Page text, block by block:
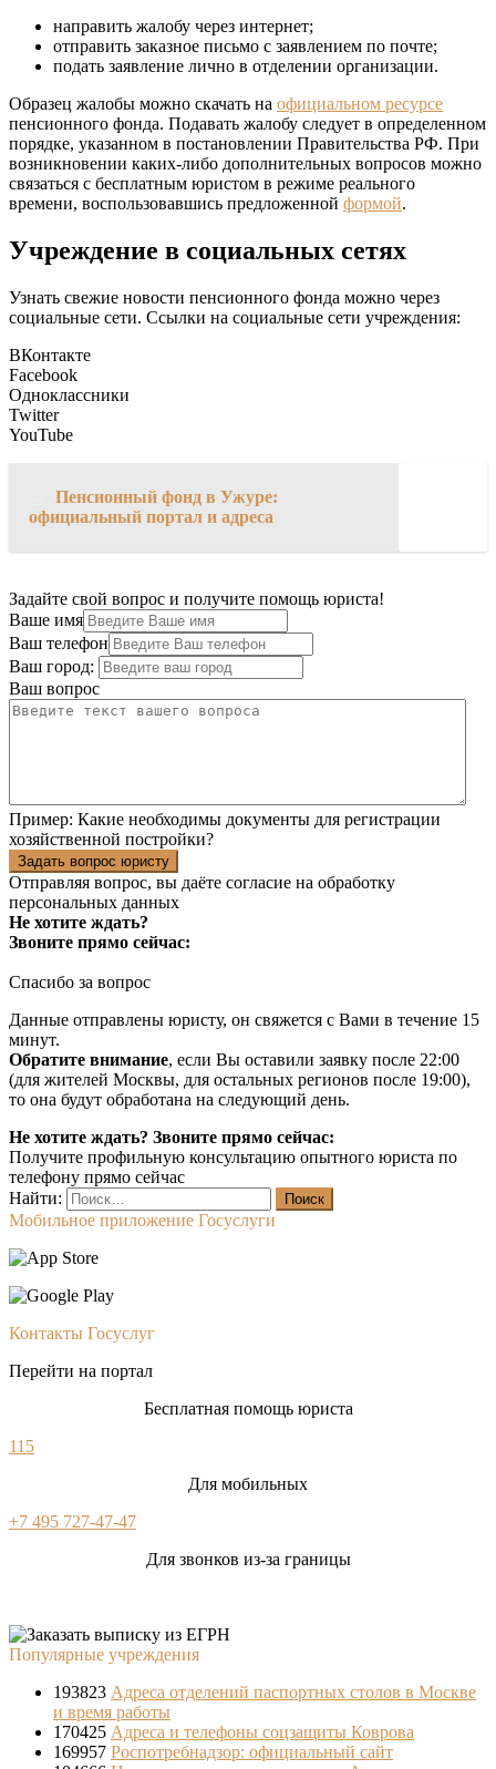
направить жалобу через интернет;
отправить заказное письмо с заявлением по почте;
подать заявление лично в отделении организации.
Образец жалобы можно скачать на официальном ресурсе
пенсионного фонда. Подавать жалобу следует в определенном
порядке, указанном в постановлении Правительства РФ. При
возникновении каких-либо дополнительных вопросов можно
связаться с бесплатным юристом в режиме реального
времени, воспользовавшись предложенной формой.
Учреждение в социальных сетях
Узнать свежие новости пенсионного фонда можно через
социальные сети. Ссылки на социальные сети учреждения:
ВКонтакте
Facebook
Одноклассники
Twitter
YouTube
Пенсионный фонд в Ужуре:
официальный портал и адреса
Задайте свой вопрос и получите помощь юриста!
Ваше имя
Ваш телефон
Ваш город:
Ваш вопрос
Пример: Какие необходимы документы для регистрации
хозяйственной постройки?
Задать вопрос юристу
Отправляя вопрос, вы даёте согласие на обработку
персональных данных
Не хотите ждать?
Звоните прямо сейчас:
Спасибо за вопрос
Данные отправлены юристу, он свяжется с Вами в течение 15
минут.
Обратите внимание, если Вы оставили заявку после 22:00
(для жителей Москвы, для остальных регионов после 19:00),
то она будут обработана на следующий день.
Не хотите ждать? Звоните прямо сейчас:
Получите профильную консультацию опытного юриста по
телефону прямо сейчас
Найти:
Мобильное приложение Госуслуги
Контакты Госуслуг
Перейти на портал
Бесплатная помощь юриста
115
Для мобильных
+7 495 727-47-47
Для звонков из-за границы
Популярные учреждения
193823 Адреса отделений паспортных столов в Москве
и время работы
170425 Адреса и телефоны соцзащиты Коврова
169957 Роспотребнадзор: официальный сайт